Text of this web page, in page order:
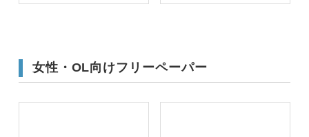
女性・OL向けフリーペーパー